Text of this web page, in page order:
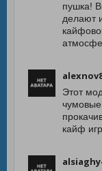
пушка!
делают
Этот
кайф